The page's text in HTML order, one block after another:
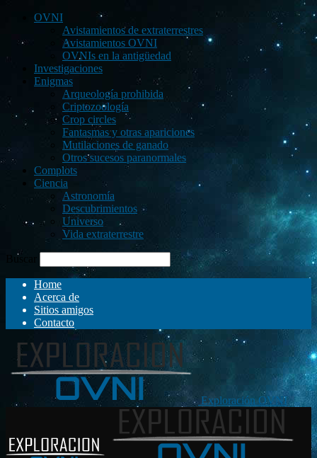
OVNI
Avistamientos de extraterrestres
Avistamientos OVNI
OVNIs en la antigüedad
Investigaciones
Enigmas
Arqueología prohibida
Criptozoología
Crop circles
Fantasmas y otras apariciones
Mutilaciones de ganado
Otros sucesos paranormales
Complots
Ciencia
Astronomía
Descubrimientos
Universo
Vida extraterrestre
Buscar
Home
Acerca de
Sitios amigos
Contacto
Exploración OVNI